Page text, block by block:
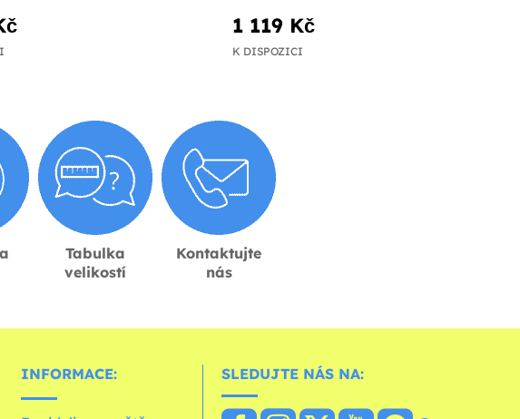
1 119 Kč
K DISPOZICI
Tabulka
velikostí
Kontaktujte
nás
INFORMACE: SLEDUJTE NÁS NA: